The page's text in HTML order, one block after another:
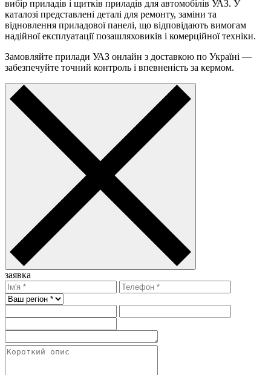
вибір приладів і щитків приладів для автомобілів УАЗ. У
каталозі представлені деталі для ремонту, заміни та
відновлення приладової панелі, що відповідають вимогам
надійної експлуатації позашляховиків і комерційної техніки.
Замовляйте прилади УАЗ онлайн з доставкою по Україні —
забезпечуйте точний контроль і впевненість за кермом.
заявка